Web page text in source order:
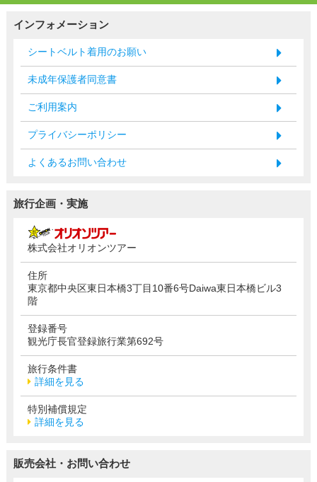
インフォメーション
シートベルト着用のお願い
未成年保護者同意書
ご利用案内
プライバシーポリシー
よくあるお問い合わせ
旅行企画・実施
株式会社オリオンツアー
住所
東京都中央区東日本橋3丁目10番6号Daiwa東日本橋ビル3
階
登録番号
観光庁長官登録旅行業第692号
旅行条件書
詳細を見る
特別補償規定
詳細を見る
販売会社・お問い合わせ